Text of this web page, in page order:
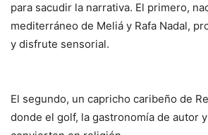
para sacudir la narrativa. El primero,
mediterráneo de Meliá y Rafa Nadal,
y disfrute sensorial.
El segundo, un capricho caribeño de
donde el golf, la gastronomía de autor